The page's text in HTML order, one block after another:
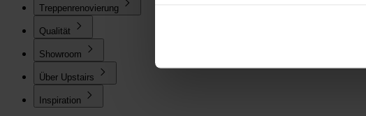
Treppenrenovierung
Qualität
Showroom
Über Upstairs
Inspiration